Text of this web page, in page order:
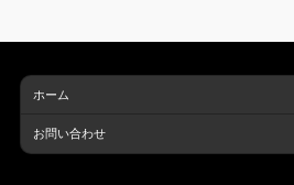
ホーム
お問い合わせ